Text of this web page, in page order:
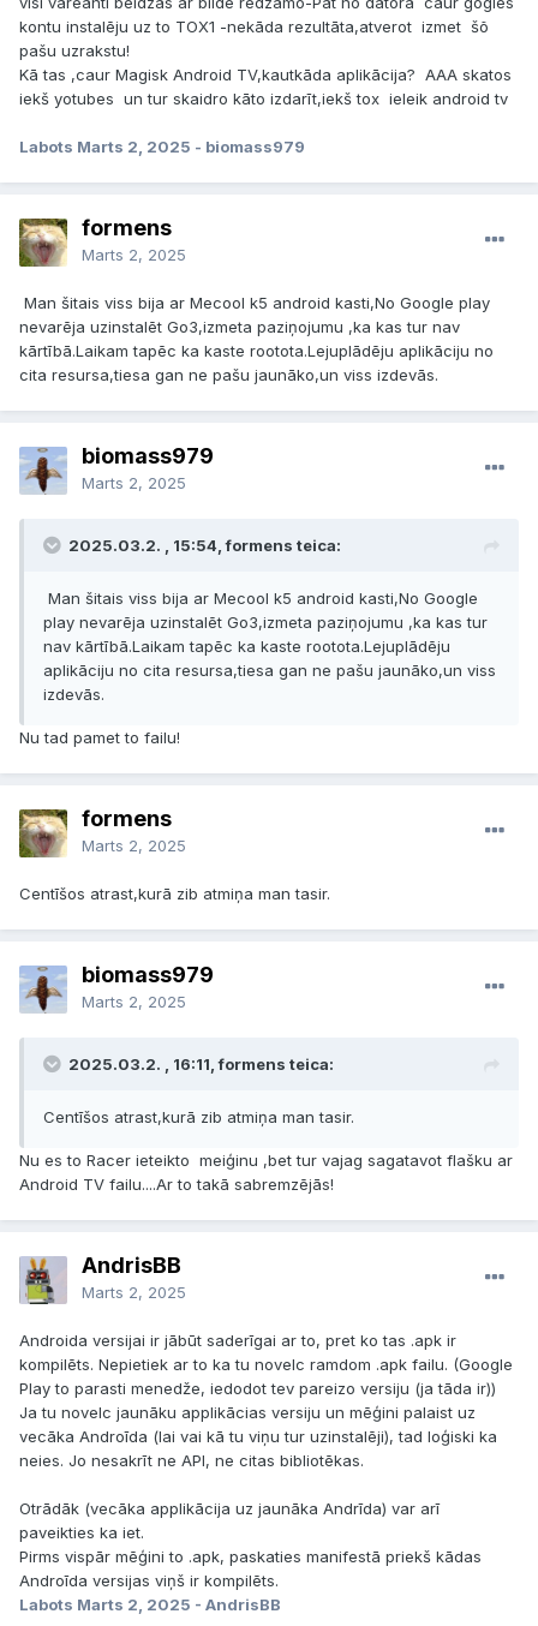
kontu instalēju uz to TOX1 -nekāda rezultāta,atverot izmet šõ
pašu uzrakstu!
Kā tas ,caur Magisk Android TV,kautkāda aplikācija? AAA skatos
iekš yotubes un tur skaidro kāto izdarīt,iekš tox ieleik android tv
Labots Marts 2, 2025 - biomass979
formens
Marts 2, 2025
Man šitais viss bija ar Mecool k5 android kasti,No Google play
nevarēja uzinstalēt Go3,izmeta paziņojumu ,ka kas tur nav
kārtībā.Laikam tapēc ka kaste rootota.Lejuplādēju aplikāciju no
cita resursa,tiesa gan ne pašu jaunāko,un viss izdevās.
biomass979
Marts 2, 2025
2025.03.2. , 15:54, formens teica:
Man šitais viss bija ar Mecool k5 android kasti,No Google
play nevarēja uzinstalēt Go3,izmeta paziņojumu ,ka kas tur
nav kārtībā.Laikam tapēc ka kaste rootota.Lejuplādēju
aplikāciju no cita resursa,tiesa gan ne pašu jaunāko,un viss
izdevās.
Nu tad pamet to failu!
formens
Marts 2, 2025
Centīšos atrast,kurā zib atmiņa man tasir.
biomass979
Marts 2, 2025
2025.03.2. , 16:11, formens teica:
Centīšos atrast,kurā zib atmiņa man tasir.
Nu es to Racer ieteikto meiģinu ,bet tur vajag sagatavot flašku ar
Android TV failu....Ar to takā sabremzējās!
AndrisBB
Marts 2, 2025
Androida versijai ir jābūt saderīgai ar to, pret ko tas .apk ir
kompilēts. Nepietiek ar to ka tu novelc ramdom .apk failu. (Google
Play to parasti menedže, iedodot tev pareizo versiju (ja tāda ir))
Ja tu novelc jaunāku applikācias versiju un mēģini palaist uz
vecāka Androīda (lai vai kā tu viņu tur uzinstalēji), tad loģiski ka
neies. Jo nesakrīt ne API, ne citas bibliotēkas.
Otrādāk (vecāka applikācija uz jaunāka Andrīda) var arī
paveikties ka iet.
Pirms vispār mēģini to .apk, paskaties manifestā priekš kādas
Androīda versijas viņš ir kompilēts.
Labots Marts 2, 2025 - AndrisBB